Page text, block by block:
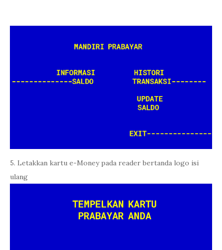
5. Letakkan kartu e-Money pada reader bertanda logo isi
ulang